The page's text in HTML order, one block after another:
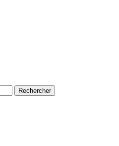
Rechercher